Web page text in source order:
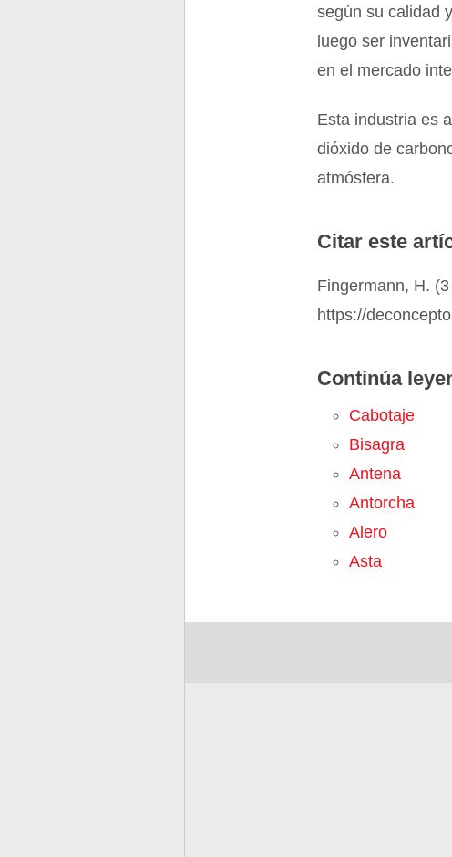
según su calidad
luego ser
en el mercado
Esta industria es
dióxido de
atmósfera.
Citar este
Fingermann, H.
https://
Continúa
Cabotaje
Bisagra
Antena
Antorcha
Alero
Asta